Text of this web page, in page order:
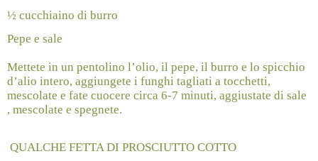
½ cucchiaino di burro
Pepe e sale
Mettete in un pentolino l’olio, il pepe, il burro e lo spicchio
d’alio intero, aggiungete i funghi tagliati a tocchetti,
mescolate e fate cuocere circa 6-7 minuti, aggiustate di sale
, mescolate e spegnete.
QUALCHE FETTA DI PROSCIUTTO COTTO